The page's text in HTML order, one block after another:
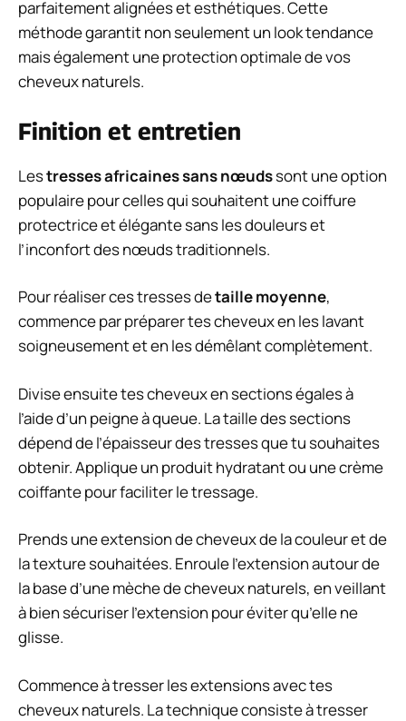
parfaitement alignées et esthétiques. Cette
méthode garantit non seulement un look tendance
mais également une protection optimale de vos
cheveux naturels.
Finition et entretien
Lestresses africaines sans nœudssont une option
populaire pour celles qui souhaitent une coiffure
protectrice et élégante sans les douleurs et
l’inconfort des nœuds traditionnels.
Pour réaliser ces tresses detaille moyenne,
commence par préparer tes cheveux en les lavant
soigneusement et en les démêlant complètement.
Divise ensuite tes cheveux en sections égales à
l’aide d’un peigne à queue. La taille des sections
dépend de l’épaisseur des tresses que tu souhaites
obtenir. Applique un produit hydratant ou une crème
coiffante pour faciliter le tressage.
Prends une extension de cheveux de la couleur et de
la texture souhaitées. Enroule l’extension autour de
la base d’une mèche de cheveux naturels, en veillant
à bien sécuriser l’extension pour éviter qu’elle ne
glisse.
Commence à tresser les extensions avec tes
cheveux naturels. La technique consiste à tresser